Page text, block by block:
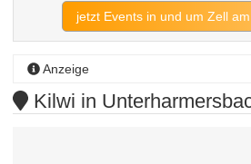
jetzt Events in und um Zell
Anzeige
Kilwi in